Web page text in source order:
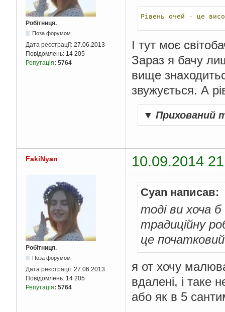
Робітниця.
Поза форумом
Дата реєстрації: 27.06.2013
Повідомлень: 14 205
Репутація: 5764
Рівень очей - це
І тут моє
Зараз я бачу
вище
звужується. А
▼ Прихований
FakiNyan 10.09.2014
Робітниця.
Поза форумом
Дата реєстрації: 27.06.2013
Повідомлень: 14 205
Репутація: 5764
Cyan написав:
тоді ви хоча
традиційну
це початковий
я от хочу
вдалені, і таке
або як в 5